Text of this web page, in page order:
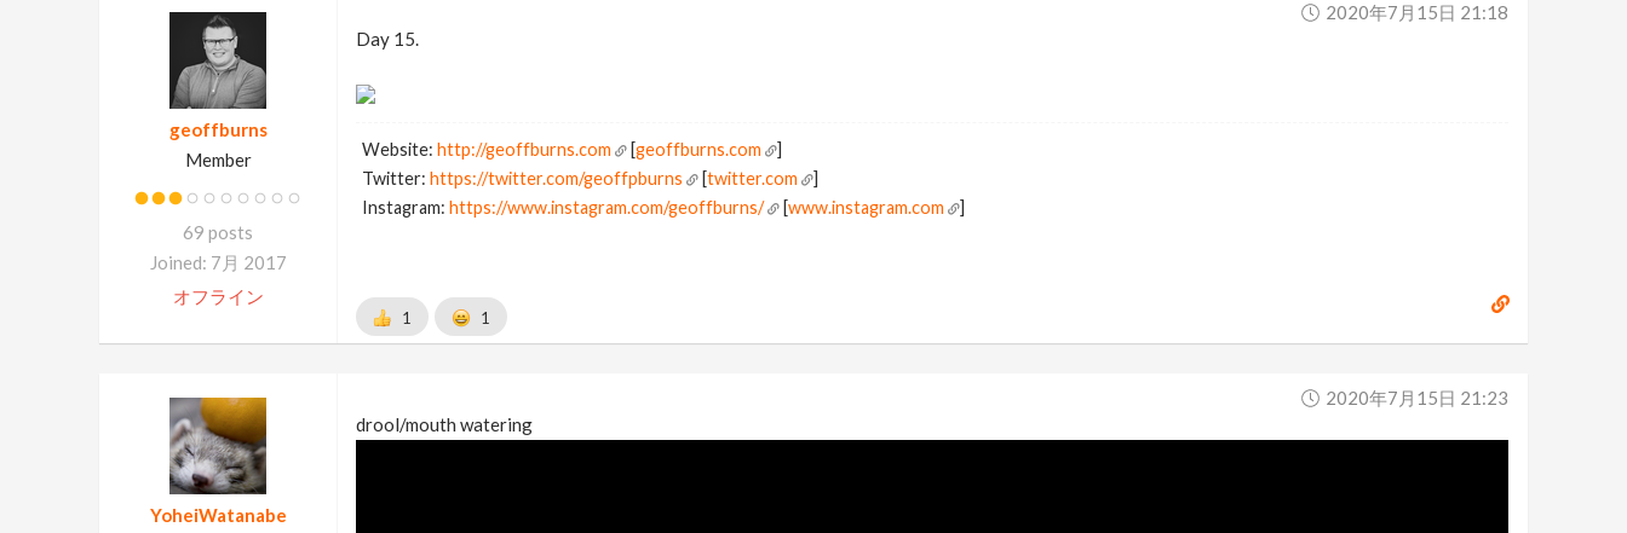
geoffburns
Member
69 posts
Joined: 7月 2017
オフライン
2020年7月15日 21:18
Day 15.
Website: http://geoffburns.com [geoffburns.com
]
Twitter: https://twitter.com/geoffpburns [twitter.com
]
Instagram: https://www.instagram.com/geoffburns/ [www.instagram.com ]
1 1
YoheiWatanabe
2020年7月15日 21:23
drool/mouth watering